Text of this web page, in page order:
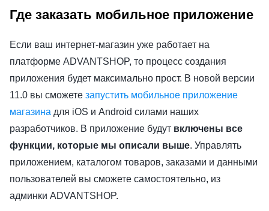
Где заказать мобильное приложение
Если ваш интернет-магазин уже работает на
платформе ADVANTSHOP, то процесс создания
приложения будет максимально прост. В новой версии
11.0 вы сможете запустить мобильное приложение
магазина для iOS и Android силами наших
разработчиков. В приложение будут включены все
функции, которые мы описали выше. Управлять
приложением, каталогом товаров, заказами и данными
пользователей вы сможете самостоятельно, из
админки ADVANTSHOP.